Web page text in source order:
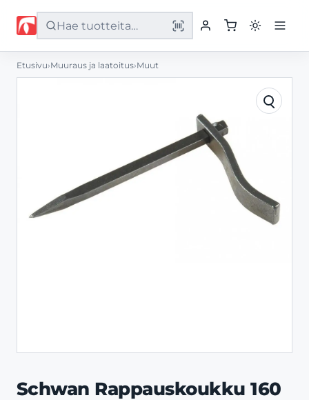
Etusivu
Yhteystiedot
Etusivu›Muuraus ja laatoitus›Muut
Schwan Rappauskoukku 160